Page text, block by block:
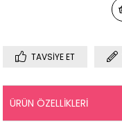
TAVSIYE ET
ÜRÜN ÖZELLIKLERI